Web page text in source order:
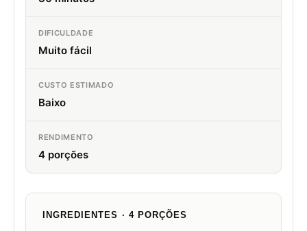
DIFICULDADE
Muito fácil
CUSTO ESTIMADO
Baixo
RENDIMENTO
4 porções
INGREDIENTES · 4 PORÇÕES